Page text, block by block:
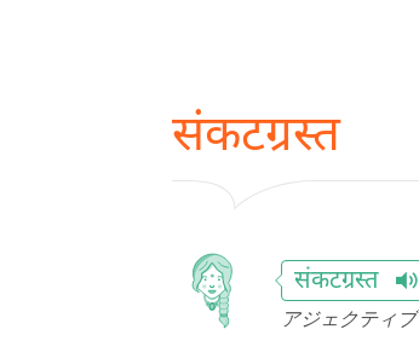
संकटग्रस्त
संकटग्रस्त
アジェクティブ